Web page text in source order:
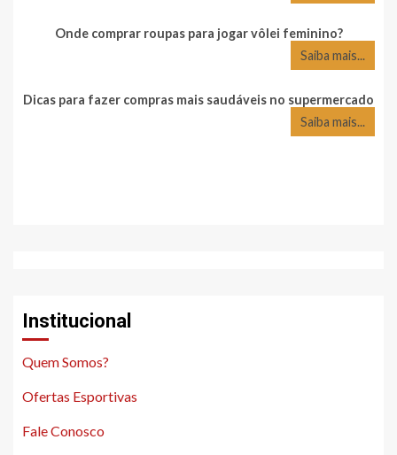
Onde comprar roupas para jogar vôlei feminino?
Saiba mais...
Dicas para fazer compras mais saudáveis no supermercado
Saiba mais...
Institucional
Quem Somos?
Ofertas Esportivas
Fale Conosco